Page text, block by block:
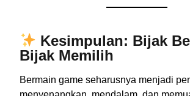
Kesimpulan: Bijak
Bijak Memilih
Bermain game seharusnya menjadi